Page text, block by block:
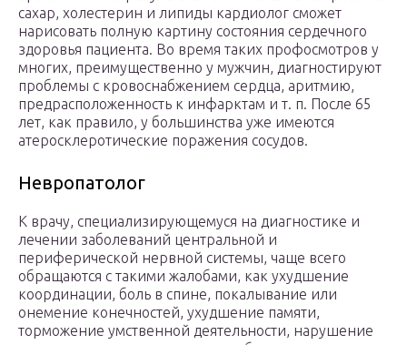
сахар, холестерин и липиды кардиолог сможет
нарисовать полную картину состояния сердечного
здоровья пациента. Во время таких профосмотров у
многих, преимущественно у мужчин, диагностируют
проблемы с кровоснабжением сердца, аритмию,
предрасположенность к инфарктам и т. п. После 65
лет, как правило, у большинства уже имеются
атеросклеротические поражения сосудов.
Невропатолог
К врачу, специализирующемуся на диагностике и
лечении заболеваний центральной и
периферической нервной системы, чаще всего
обращаются с такими жалобами, как ухудшение
координации, боль в спине, покалывание или
онемение конечностей, ухудшение памяти,
торможение умственной деятельности, нарушение